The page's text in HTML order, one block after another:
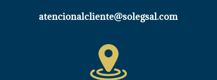
atencionalcliente@solegsal.com